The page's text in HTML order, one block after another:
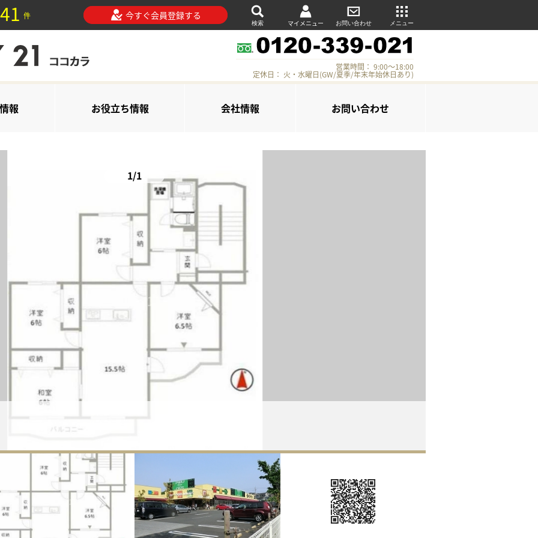
件 今すぐ会員登録する
検索 マイメニュー お問い合わせ メニュー
営業時間： 9:00～18:00
定休日： 火・水曜日(GW/夏季/年末年始休日あり)
報 お役立ち情報 会社情報 お問い合わせ
1/1